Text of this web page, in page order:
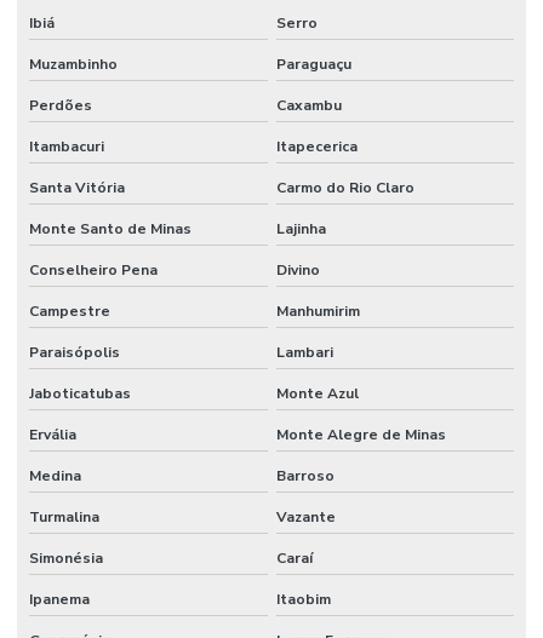
Ibiá Serro
Muzambinho Paraguaçu
Perdões Caxambu
Itambacuri Itapecerica
Santa Vitória Carmo do Rio Claro
Monte Santo de Minas Lajinha
Conselheiro Pena Divino
Campestre Manhumirim
Paraisópolis Lambari
Jaboticatubas Monte Azul
Ervália Monte Alegre de Minas
Medina Barroso
Turmalina Vazante
Simonésia Caraí
Ipanema Itaobim